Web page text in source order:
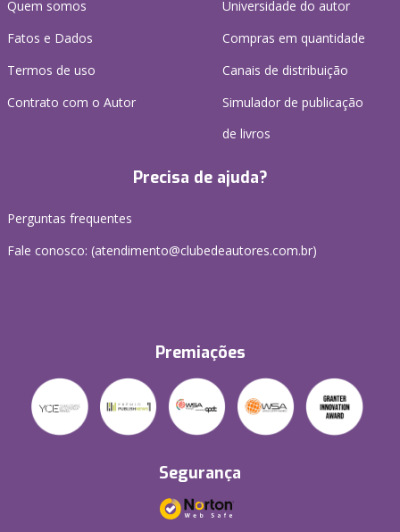
Quem somos
Fatos e Dados
Termos de uso
Contrato com o Autor
Universidade do autor
Compras em quantidade
Canais de distribuição
Simulador de publicação
de livros
Precisa de ajuda?
Perguntas frequentes
Fale conosco: (atendimento@clubedeautores.com.br)
Premiações
Segurança